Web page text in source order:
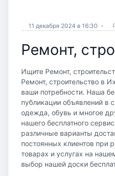
11 декабря 2024 в 16:30 -
Ремонт,
Ищите Ремонт,
Ремонт, строительство в
ваши потребности. Наша
публикации объявлений в
одежда, обувь и многое
нашего бесплатного
различные варианты
постоянных клиентов при
товарах и услугах на
выбор нашей доски